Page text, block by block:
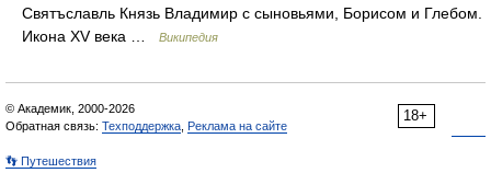
Святъславль Князь Владимир с сыновьями, Борисом и Глебом.
Икона XV века …
Википедия
18+
© Академик, 2000-2026
Обратная связь: Техподдержка Реклама на сайте
👣 Путешествия